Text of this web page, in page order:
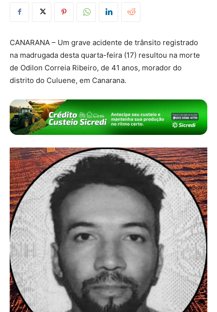
CANARANA – Um grave acidente de trânsito registrado
na madrugada desta quarta-feira (17) resultou na morte
de Odilon Correia Ribeiro, de 41 anos, morador do
distrito do Culuene, em Canarana.